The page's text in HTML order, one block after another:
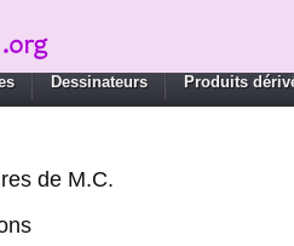
Dessinateurs Produits
de M.C.